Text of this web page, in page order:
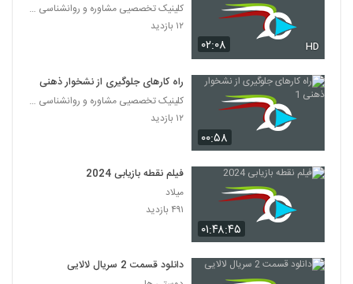
۰۲:۰۸ HD
کلینیک تخصصیی مشاوره و روانشناسی خانواده ایرانی
۱۲ بازدید
۰۰:۵۸
راه کارهای جلوگیری از نشخوار ذهنی 1
کلینیک تخصصیی مشاوره و روانشناسی خانواده ایرانی
۱۲ بازدید
۰۱:۴۸:۴۵
فیلم نقطه بازیابی 2024
میلاد
۴۹۱ بازدید
دانلود قسمت 2 سریال لالایی